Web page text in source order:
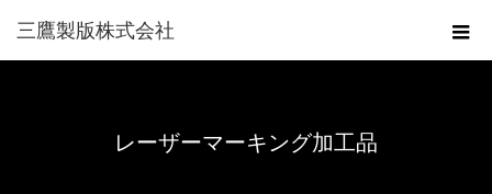
三鷹製版株式会社
レーザーマーキング加工品